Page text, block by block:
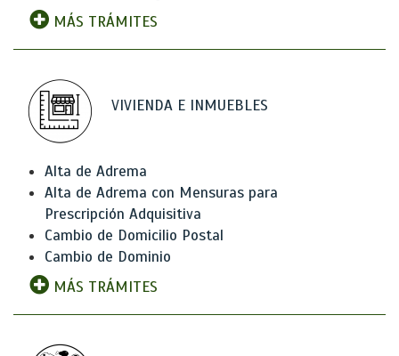
MÁS TRÁMITES
VIVIENDA E INMUEBLES
Alta de Adrema
Alta de Adrema con Mensuras para
Prescripción Adquisitiva
Cambio de Domicilio Postal
Cambio de Dominio
MÁS TRÁMITES